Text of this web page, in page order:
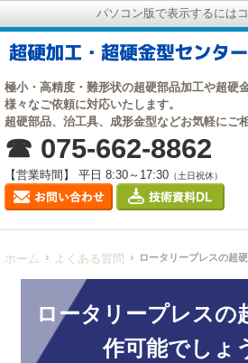
パソコン版で表示するには
極小・高精度・難形状の超硬部品加工や超硬
様々なご依頼に対応いたします。
超硬部品、治工具、成形金型などお気軽にご
☎ 075-662-8862
【営業時間】 平日 8:30～17:30 （土日祝休）
ホーム よくある質問 ロータリープレスの超
ロータリープレスの
作可能でしょ